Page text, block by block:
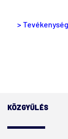
>
KÖZGYŰLÉS